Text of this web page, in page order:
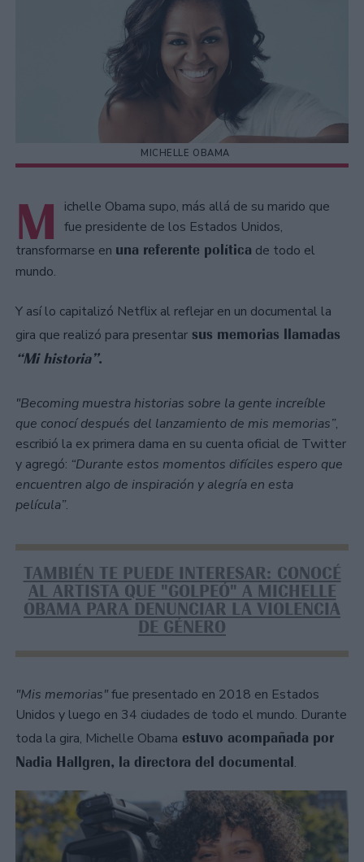
MICHELLE OBAMA
M
ichelle Obama supo, más allá de su marido que
fue presidente de los Estados Unidos,
transformarse en una referente política de todo el
mundo.
Y así lo capitalizó Netflix al reflejar en un documental la
gira que realizó para presentar sus memorias llamadas
“Mi historia”.
"Becoming muestra historias sobre la gente increíble
que conocí después del lanzamiento de mis memorias”,
escribió la ex primera dama en su cuenta oficial de Twitter
y agregó: “Durante estos momentos difíciles espero que
encuentren algo de inspiración y alegría en esta
película”.
TAMBIÉN TE PUEDE INTERESAR: CONOCÉ
AL ARTISTA QUE "GOLPEÓ" A MICHELLE
OBAMA PARA DENUNCIAR LA VIOLENCIA
DE GÉNERO
"Mis memorias"fue presentado en 2018 en Estados
Unidos y luego en 34 ciudades de todo el mundo. Durante
toda la gira, Michelle Obama estuvo acompañada por
Nadia Hallgren, la directora del documental.